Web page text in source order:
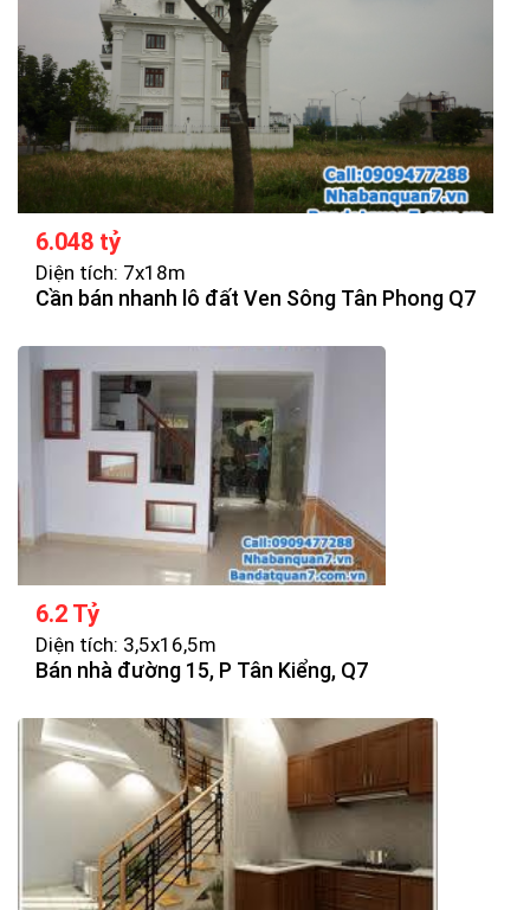
6.048 tỷ
Diện tích: 7x18m
Cần bán nhanh lô đất Ven Sông Tân Phong Q7
6.2 Tỷ
Diện tích: 3,5x16,5m
Bán nhà đường 15, P Tân Kiểng, Q7